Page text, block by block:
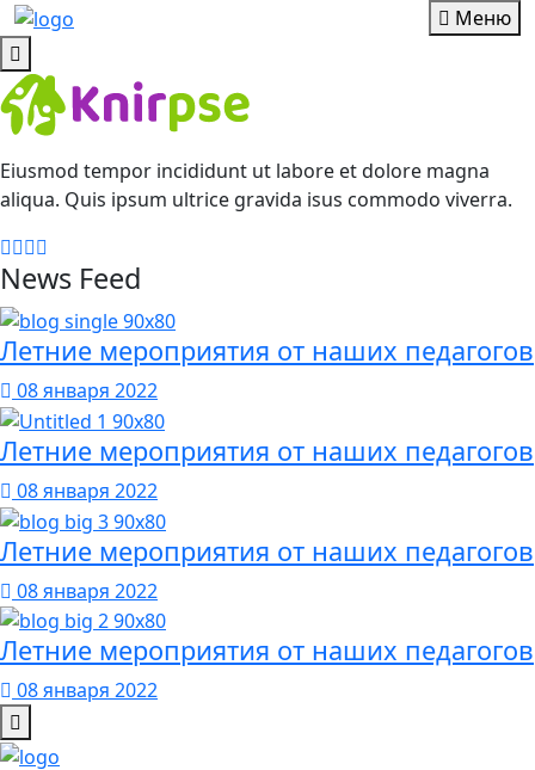
Меню
Eiusmod tempor incididunt ut labore et dolore magna
aliqua. Quis ipsum ultrice gravida isus commodo viverra.
News Feed
Летние мероприятия от наших педагогов
08 января 2022
Летние мероприятия от наших педагогов
08 января 2022
Летние мероприятия от наших педагогов
08 января 2022
Летние мероприятия от наших педагогов
08 января 2022